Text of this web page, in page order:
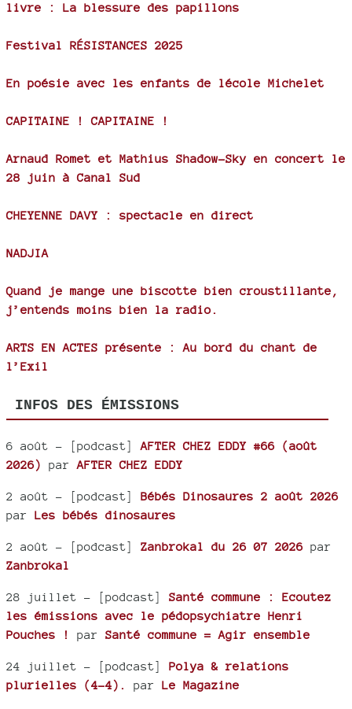
livre : La blessure des papillons
Festival RÉSISTANCES 2025
En poésie avec les enfants de lécole Michelet
CAPITAINE ! CAPITAINE !
Arnaud Romet et Mathius Shadow-Sky en concert le
28 juin à Canal Sud
CHEYENNE DAVY : spectacle en direct
NADJIA
Quand je mange une biscotte bien croustillante,
j’entends moins bien la radio.
ARTS EN ACTES présente : Au bord du chant de
l’Exil
INFOS DES ÉMISSIONS
6 août - [podcast] AFTER CHEZ EDDY #66 (août
2026)
par AFTER CHEZ EDDY
2 août - [podcast] Bébés Dinosaures 2 août 2026
par Les bébés dinosaures
2 août - [podcast] Zanbrokal du 26 07 2026 par
Zanbrokal
28 juillet - [podcast] Santé commune : Ecoutez
les émissions avec le pédopsychiatre Henri
Pouches !
par Santé commune = Agir ensemble
24 juillet - [podcast] Polya & relations
plurielles (4-4).
par Le Magazine